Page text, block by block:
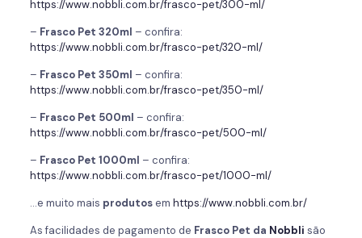
https://www.nobbli.com.br/frasco-pet/300-ml/
– Frasco Pet 320ml – confira:
https://www.nobbli.com.br/frasco-pet/320-ml/
– Frasco Pet 350ml – confira:
https://www.nobbli.com.br/frasco-pet/350-ml/
– Frasco Pet 500ml – confira:
https://www.nobbli.com.br/frasco-pet/500-ml/
– Frasco Pet 1000ml – confira:
https://www.nobbli.com.br/frasco-pet/1000-ml/
…e muito mais produtosem https://www.nobbli.com.br/
As facilidades de pagamento de Frasco Pet da Nobbli são